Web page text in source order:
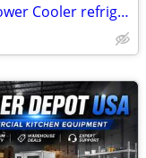
Nsf Refrigerator Glass Door Beer Flower Cooler refrigerators RESTAURAN